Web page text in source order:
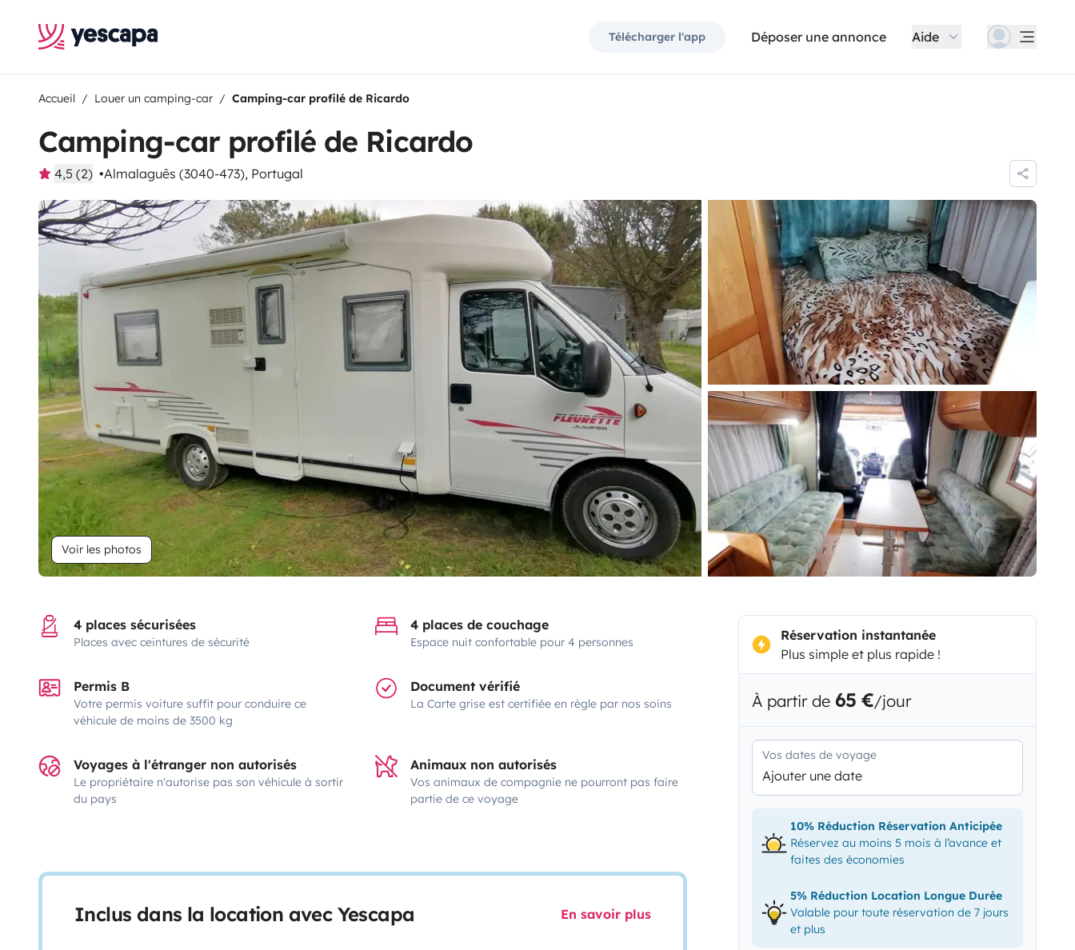
Télécharger l'app Déposer une annonce Aide
Accueil Louer un camping-car Camping-car profilé de Ricardo
Camping-car profilé de Ricardo
4,5 (2) Almalaguês (3040-473), Portugal
Voir les photos
4 places sécurisées
Places avec ceintures de sécurité
4 places de couchage
Espace nuit confortable pour 4 personnes
Permis B
Votre permis voiture suffit pour conduire ce
véhicule de moins de 3500 kg
Document vérifié
La Carte grise est certifiée en règle par nos soins
Voyages à l'étranger non autorisés
Le propriétaire n'autorise pas son véhicule à sortir
du pays
Animaux non autorisés
Vos animaux de compagnie ne pourront pas faire
partie de ce voyage
Inclus dans la location avec Yescapa En savoir plus
Réservation instantanée
Plus simple et plus rapide !
À partir de 65 €/jour
Vos dates de voyage
Ajouter une date
10% Réduction Réservation Anticipée
Réservez au moins 5 mois à l’avance et
faites des économies
5% Réduction Location Longue Durée
Valable pour toute réservation de 7 jours
et plus